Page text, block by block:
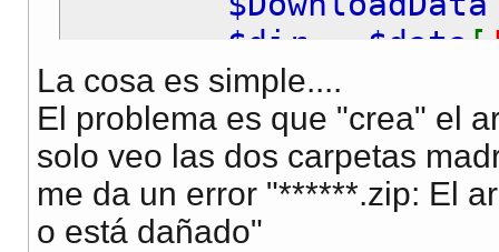
$dir
$data [
}
if(
{
$nombre =
La cosa es simple....
El problema es que "crea" el
solo veo las dos carpetas
me da un error "******.zip: El
o está dañado"